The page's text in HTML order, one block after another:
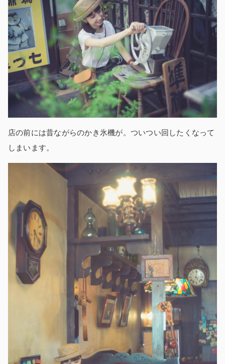
店の前には昔ながらのかき氷機が。ついつい回したくなって
しまいます。